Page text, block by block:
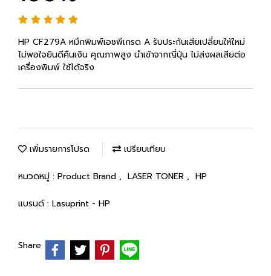
HP CF279A หมึกพิมพ์เอชพีเกรด A รับประกันเสียเปลี่ยนให้ใหม่
ไม่พอใจยินดีคืนเงิน คุณภาพสูง นำเข้าจากญี่ปุ่น ไม่ส่งผลเสียต่อ
เครื่องพิมพ์ ใช้ได้จริง
เพิ่มรายการโปรด เปรียบเทียบ
หมวดหมู่ : Product Brand , LASER TONER , HP
แบรนด์ : Lasuprint - HP
Share